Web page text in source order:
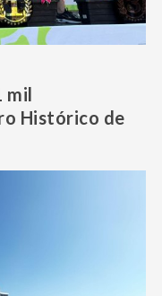
mil
Histórico de